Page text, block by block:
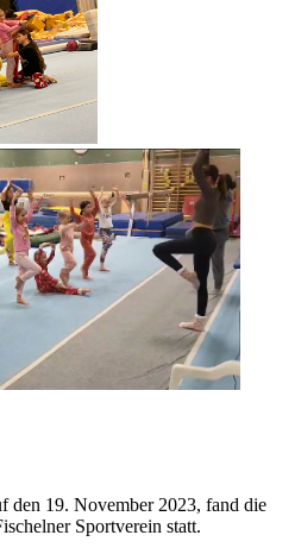
den 19. November 2023, fand die
Sportverein statt.